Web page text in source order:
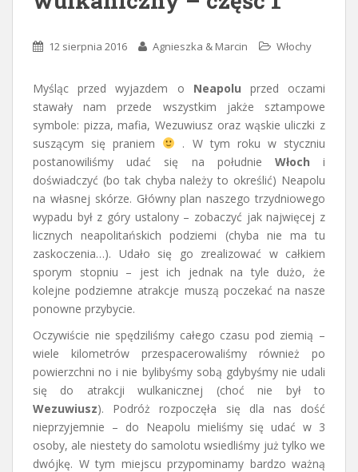
12 sierpnia 2016 Agnieszka & Marcin Włochy
Myśląc przed wyjazdem o Neapolu przed oczami
stawały nam przede wszystkim jakże sztampowe
symbole: pizza, mafia, Wezuwiusz oraz wąskie uliczki z
suszącym się praniem
. W tym roku w styczniu
postanowiliśmy udać się na południe Włoch i
doświadczyć (bo tak chyba należy to określić) Neapolu
na własnej skórze. Główny plan naszego trzydniowego
wypadu był z góry ustalony – zobaczyć jak najwięcej z
licznych neapolitańskich podziemi (chyba nie ma tu
zaskoczenia…). Udało się go zrealizować w całkiem
sporym stopniu – jest ich jednak na tyle dużo, że
kolejne podziemne atrakcje muszą poczekać na nasze
ponowne przybycie.
Oczywiście nie spędziliśmy całego czasu pod ziemią –
wiele kilometrów przespacerowaliśmy również po
powierzchni no i nie bylibyśmy sobą gdybyśmy nie udali
się do atrakcji wulkanicznej (choć nie był to
Wezuwiusz). Podróż rozpoczęła się dla nas dość
nieprzyjemnie – do Neapolu mieliśmy się udać w 3
osoby, ale niestety do samolotu wsiedliśmy już tylko we
dwójkę. W tym miejscu przypominamy bardzo ważną